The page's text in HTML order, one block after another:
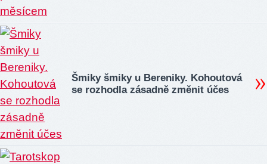
Šmiky šmiky u Bereniky. Kohoutová
se rozhodla zásadně změnit účes